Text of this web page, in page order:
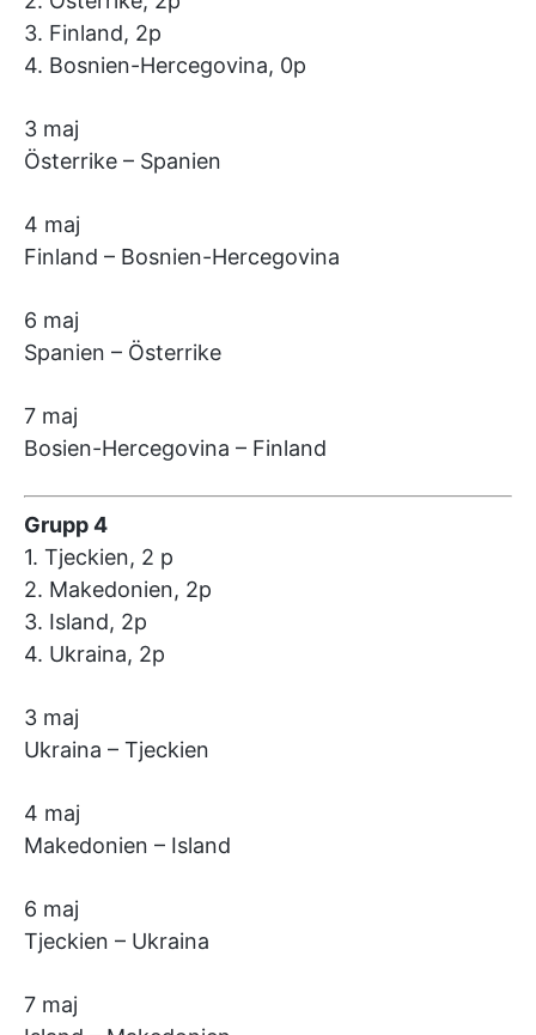
3. Finland, 2p
4. Bosnien-Hercegovina, 0p
3 maj
Österrike – Spanien
4 maj
Finland – Bosnien-Hercegovina
6 maj
Spanien – Österrike
7 maj
Bosien-Hercegovina – Finland
Grupp 4
1. Tjeckien, 2 p
2. Makedonien, 2p
3. Island, 2p
4. Ukraina, 2p
3 maj
Ukraina – Tjeckien
4 maj
Makedonien – Island
6 maj
Tjeckien – Ukraina
7 maj